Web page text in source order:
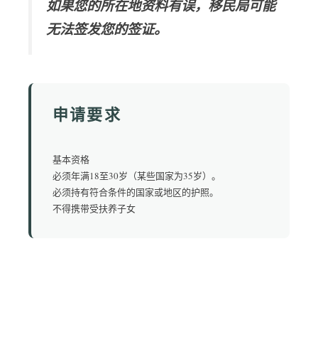
如果您的所在地资料有误，移民局可能
无法签发您的签证。
申请要求
基本资格
必须年满18至30岁（某些国家为35岁）。
必须持有符合条件的国家或地区的护照。
不得携带受扶养子女